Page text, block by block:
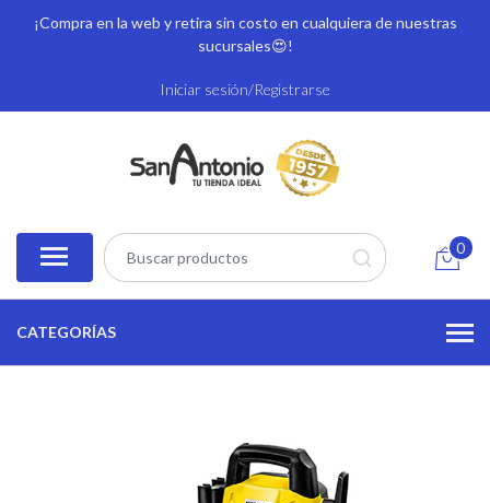
¡Compra en la web y retira sin costo en cualquiera de nuestras
sucursales😍!
Iniciar sesión/Registrarse
0
CATEGORÍAS